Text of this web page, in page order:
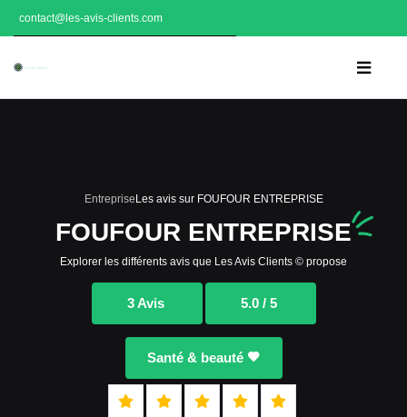
contact@les-avis-clients.com
Entreprise Les avis sur FOUFOUR ENTREPRISE
FOUFOUR ENTREPRISE
Explorer les différents avis que Les Avis Clients © propose
3 Avis 5.0 / 5
Santé & beauté